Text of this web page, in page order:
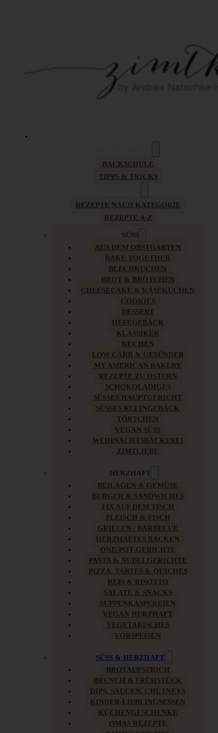
BACKSCHULE
TIPPS & TRICKS
REZEPTE NACH KATEGORIE
REZEPTE A-Z
SÜSS
AUS DEM OBSTGARTEN
BAKE TOGETHER
BLECHKUCHEN
BROT & BRÖTCHEN
CHEESECAKE & KÄSEKUCHEN
COOKIES
DESSERT
HEFEGEBÄCK
KLASSIKER
KUCHEN
LOW CARB & GESÜNDER
MY AMERICAN BAKERY
REZEPTE ZU OSTERN
SCHOKOLADIGES
SÜSSES HAUPTGERICHT
SÜSSES KLEINGEBÄCK
TÖRTCHEN
VEGAN SÜSS
WEIHNACHTSBÄCKEREI
ZIMTLIEBE
HERZHAFT
BEILAGEN & GEMÜSE
BURGER & SANDWICHES
FIX AUF DEM TISCH
FLEISCH & FISCH
GRILLEN / BARBECUE
HERZHAFTES BACKEN
ONE-POT-GERICHTE
PASTA & NUDELGERICHTE
PIZZA, TARTES & QUICHES
REIS & RISOTTO
SALATE & SNACKS
SUPPENKASPEREIEN
VEGAN HERZHAFT
VEGETARISCHES
VORSPEISEN
SÜSS & HERZHAFT
BROTAUFSTRICH
BRUNCH & FRÜHSTÜCK
DIPS, SAUCEN, CHUTNEYS
KINDER-LIEBLINGSESSEN
KÜCHENGESCHENKE
OMAS REZEPTE